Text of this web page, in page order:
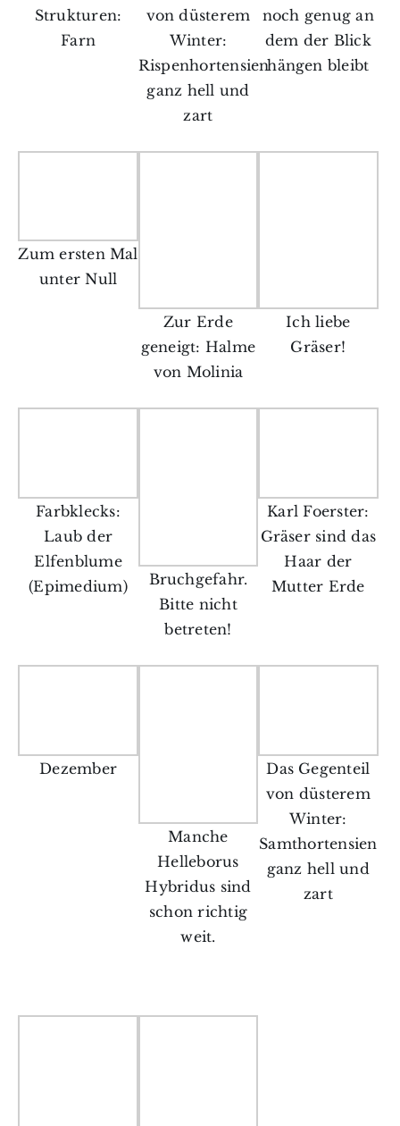
Strukturen:
Farn
von düsterem
Winter:
Rispenhortensien
ganz hell und
zart
noch genug an
dem der Blick
hängen bleibt
Zum ersten Mal
unter Null
Zur Erde
geneigt: Halme
von Molinia
Ich liebe
Gräser!
Farbklecks:
Laub der
Elfenblume
(Epimedium)
Bruchgefahr.
Bitte nicht
betreten!
Karl Foerster:
Gräser sind das
Haar der
Mutter Erde
Dezember
Manche
Helleborus
Hybridus sind
schon richtig
weit.
Das Gegenteil
von düsterem
Winter:
Samthortensien
ganz hell und
zart